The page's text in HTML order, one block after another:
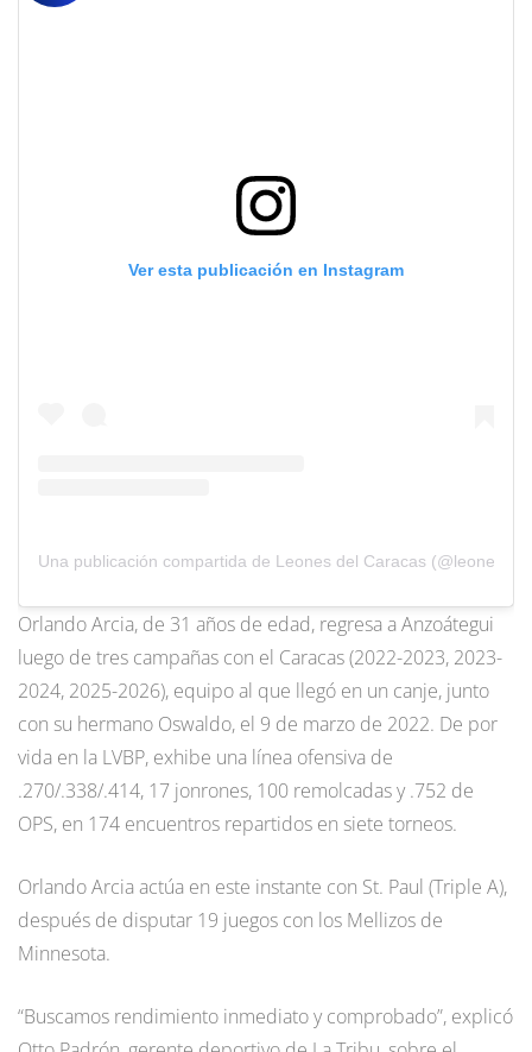
Ver esta publicación en Instagram
Una publicación compartida de Leones del Caracas
Orlando Arcia, de 31 años de edad, regresa a Anzoátegui
luego de tres campañas con el Caracas (2022-2023, 2023-
2024, 2025-2026), equipo al que llegó en un canje, junto
con su hermano Oswaldo, el 9 de marzo de 2022. De por
vida en la LVBP, exhibe una línea ofensiva de
.270/.338/.414, 17 jonrones, 100 remolcadas y .752 de
OPS, en 174 encuentros repartidos en siete torneos.
Orlando Arcia actúa en este instante con St. Paul (Triple A),
después de disputar 19 juegos con los Mellizos de
Minnesota.
“Buscamos rendimiento inmediato y comprobado”, explicó